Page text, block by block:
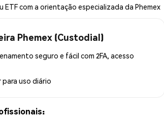
ETF com a orientação especializada da Phemex
Phemex (Custodial)
seguro e fácil com 2FA, acesso
para uso diário